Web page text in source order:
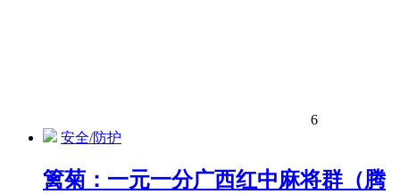
6
安全/防护
篱菊：一元一分广西红中麻将群（腾